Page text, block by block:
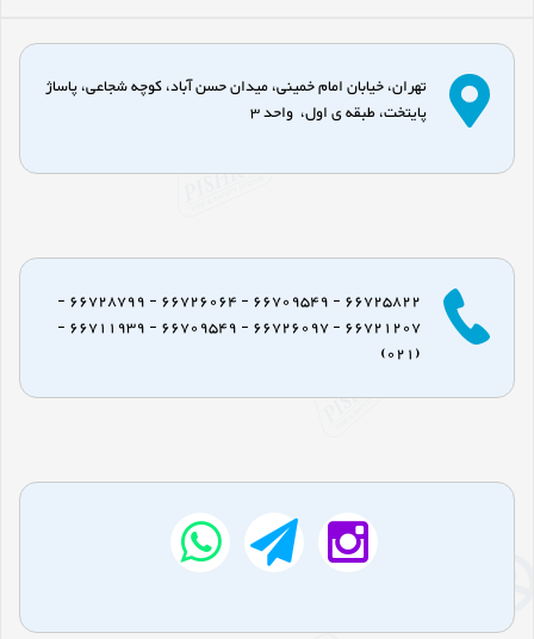
تهران، خیابان امام خمینی، میدان حسن آباد، کوچه شجاعی، پاساژ
پایتخت، طبقه ی اول، واحد 3
66725822 - 66709549 - 66726064 - 66728799 -
66721207 - 66726097 - 66709549 - 66711939 -